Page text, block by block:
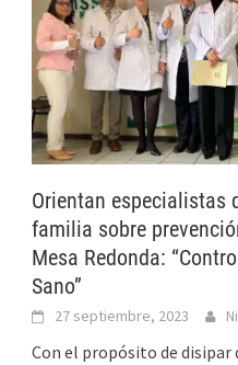
Orientan especialistas
familia sobre
Mesa Redonda:
Sano”
27 septiembre, 2023
Con el propósito de disipar